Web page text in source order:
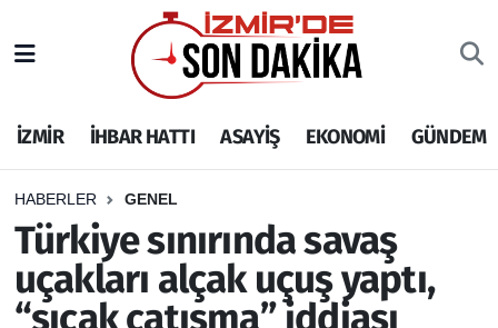
İZMİR İHBAR HATTI ASAYİŞ EKONOMİ GÜNDEM
HABERLER GENEL
Türkiye sınırında savaş
uçakları alçak uçuş yaptı,
“sıcak çatışma” iddiası
İHBAR HATTI
DEPREM
GENEL
EKONOMİ
İzmir Nöbetçi Eczaneler
İzmir Hava Durumu
İzmir Namaz Vakitleri
İzmir Trafik Yoğunluk Haritası
Puan Durumu ve Fikstür